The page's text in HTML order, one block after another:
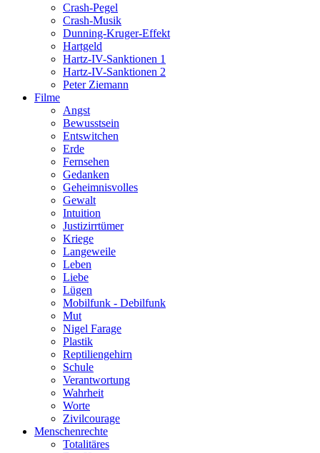
Crash-Pegel
Crash-Musik
Dunning-Kruger-Effekt
Hartgeld
Hartz-IV-Sanktionen 1
Hartz-IV-Sanktionen 2
Peter Ziemann
Filme
Angst
Bewusstsein
Entswitchen
Erde
Fernsehen
Gedanken
Geheimnisvolles
Gewalt
Intuition
Justizirrtümer
Kriege
Langeweile
Leben
Liebe
Lügen
Mobilfunk - Debilfunk
Mut
Nigel Farage
Plastik
Reptiliengehirn
Schule
Verantwortung
Wahrheit
Worte
Zivilcourage
Menschenrechte
Totalitäres